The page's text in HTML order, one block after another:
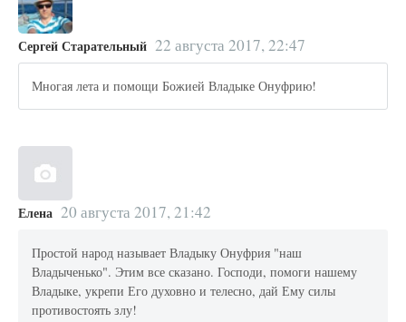
Сергей Старательный 22 августа 2017, 22:47
Многая лета и помощи Божией Владыке Онуфрию!
Елена 20 августа 2017, 21:42
Простой народ называет Владыку Онуфрия "наш
Владыченько". Этим все сказано. Господи, помоги нашему
Владыке, укрепи Его духовно и телесно, дай Ему силы
противостоять злу!